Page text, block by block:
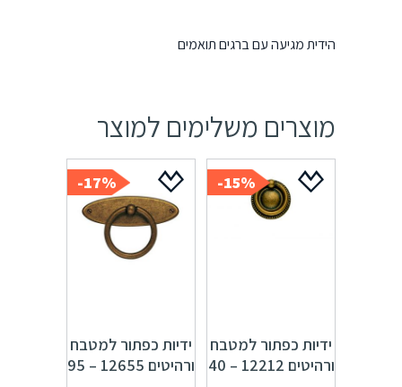
הידית מגיעה עם ברגים תואמים
מוצרים משלימים למוצר
15%-
ידיות כפתור למטבח
ורהיטים 12212 – 40
17%-
ידיות כפתור למטבח
ורהיטים 12655 – 95